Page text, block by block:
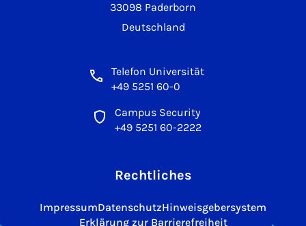
33098 Paderborn
Deutschland
Telefon Universität
+49 5251 60-0
Campus Security
+49 5251 60-2222
Rechtliches
ImpressumDatenschutzHinweisgebersystem
Erklärung zur Barrierefreiheit